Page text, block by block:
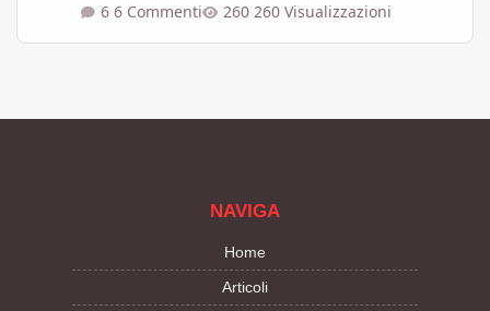
6 Commenti 260 Visualizzazioni
NAVIGA
Home
Articoli